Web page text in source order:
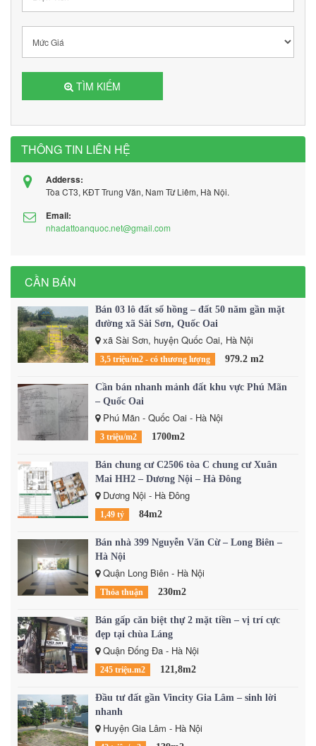
TÌM KIẾM
THÔNG TIN LIÊN HỆ
Adderss:
Tòa CT3, KĐT Trung Văn, Nam Từ Liêm, Hà Nội.
Email:
nhadattoanquoc.net@gmail.com
CẦN BÁN
Bán 03 lô đất sổ hồng – đất 50 năm gần mặt
đường xã Sài Sơn, Quốc Oai
xã Sài Sơn, huyện Quốc Oai, Hà Nội
3,5 triệu/m2 - có thương lượng 979.2 m2
Cần bán nhanh mảnh đất khu vực Phú Mãn
– Quốc Oai
Phú Mãn - Quốc Oai - Hà Nội
3 triệu/m2 1700m2
Bán chung cư C2506 tòa C chung cư Xuân
Mai HH2 – Dương Nội – Hà Đông
Dương Nội - Hà Đông
1,49 tỷ 84m2
Bán nhà 399 Nguyễn Văn Cừ – Long Biên –
Hà Nội
Quận Long Biên - Hà Nội
Thỏa thuận 230m2
Bán gấp căn biệt thự 2 mặt tiền – vị trí cực
đẹp tại chùa Láng
Quận Đống Đa - Hà Nội
245 triệu.m2 121,8m2
Đầu tư đất gần Vincity Gia Lâm – sinh lời
nhanh
Huyện Gia Lâm - Hà Nội